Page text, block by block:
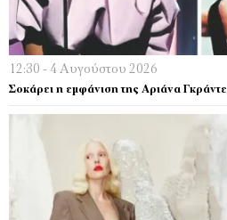
12:30 - 4 Αυγούστου 2026
Σοκάρει η εμφάνιση της Αριάνα Γκράντε